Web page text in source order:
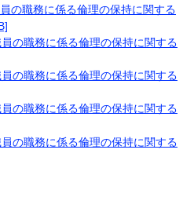
の職務に係る倫理の保持に関する
の職務に係る倫理の保持に関する
の職務に係る倫理の保持に関する
の職務に係る倫理の保持に関する
の職務に係る倫理の保持に関する